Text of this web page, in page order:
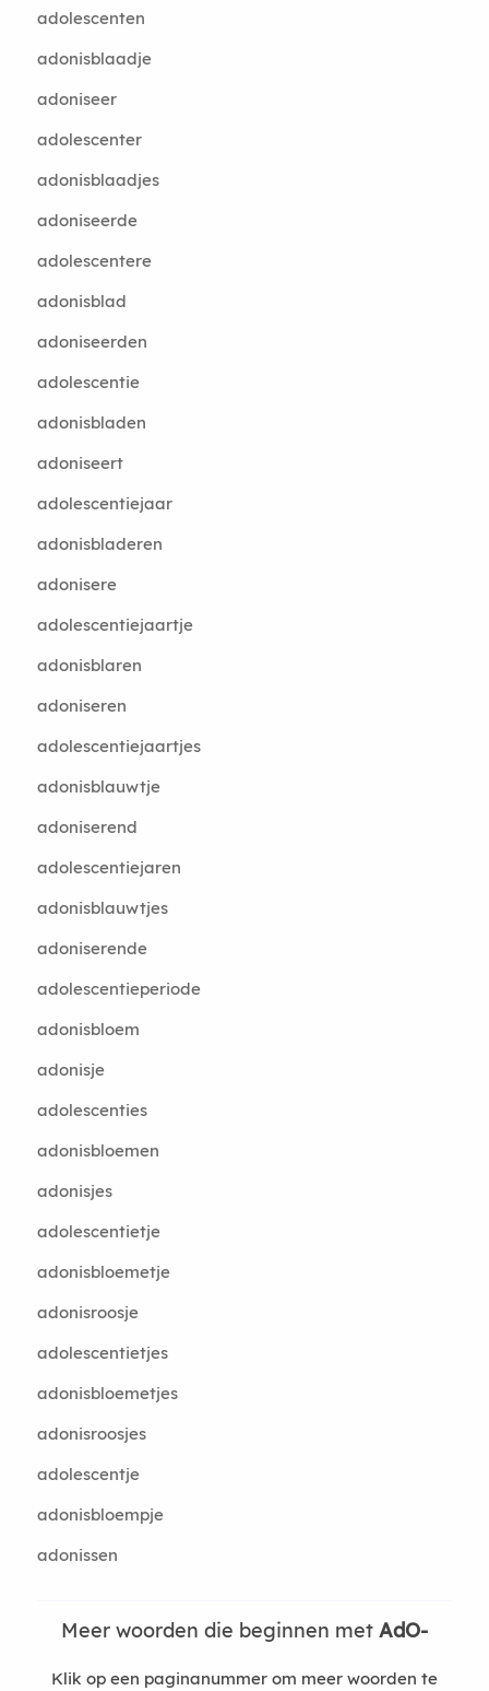
adolescenten
adonisblaadje
adoniseer
adolescenter
adonisblaadjes
adoniseerde
adolescentere
adonisblad
adoniseerden
adolescentie
adonisbladen
adoniseert
adolescentiejaar
adonisbladeren
adonisere
adolescentiejaartje
adonisblaren
adoniseren
adolescentiejaartjes
adonisblauwtje
adoniserend
adolescentiejaren
adonisblauwtjes
adoniserende
adolescentieperiode
adonisbloem
adonisje
adolescenties
adonisbloemen
adonisjes
adolescentietje
adonisbloemetje
adonisroosje
adolescentietjes
adonisbloemetjes
adonisroosjes
adolescentje
adonisbloempje
adonissen
Meer woorden die beginnen met AdO-
Klik op een paginanummer om meer woorden te